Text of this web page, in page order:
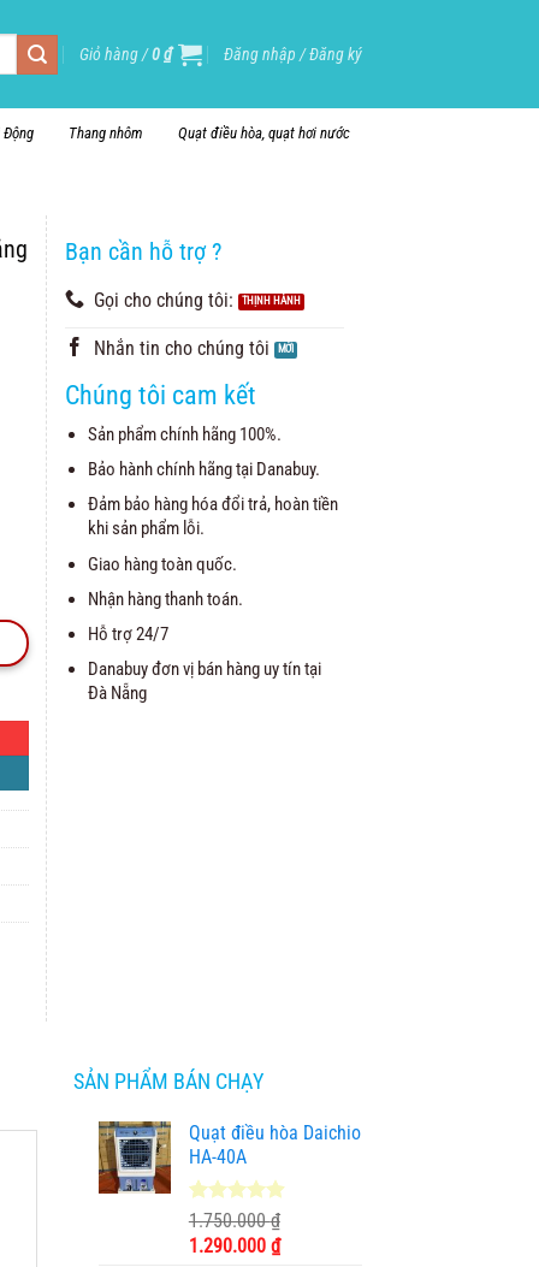
Giỏ hàng /0₫ Đăng nhập / Đăng ký
Động Thang nhôm Quạt điều hòa, quạt hơi nước
Bạn cần hỗ trợ ?
Gọi cho chúng tôi:
Nhắn tin cho chúng tôi
Chúng tôi cam kết
Sản phẩm chính hãng 100%.
Bảo hành chính hãng tại Danabuy.
Đảm bảo hàng hóa đổi trả, hoàn tiền
khi sản phẩm lỗi.
Giao hàng toàn quốc.
Nhận hàng thanh toán.
Hỗ trợ 24/7
Danabuy đơn vị bán hàng uy tín tại
Đà Nẵng
SẢN PHẨM BÁN CHẠY
Quạt điều hòa Daichio
HA-40A
4.89trên 5
dựa trên
9
đánh giá
1.750.000₫
Giá
1.290.000 ₫Giá